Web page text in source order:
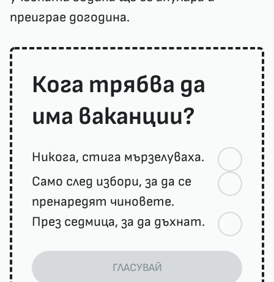
преиграе догодина.
Кога трябва да
има ваканции?
Никога, стига мързелуваха.
Само след избори, за да се
пренаредят чиновете.
През седмица, за да дъхнат.
ГЛАСУВАЙ